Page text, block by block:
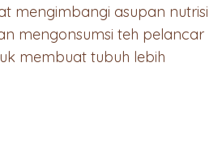
mengimbangi asupan nutrisi
mengonsumsi teh pelancar
membuat tubuh lebih